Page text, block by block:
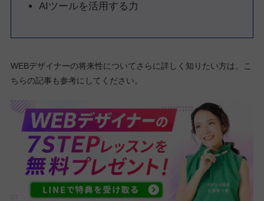
AIツールを活用する力
WEBデザイナーの将来性についてさらに詳しく知りたい方は、こ
ちらの記事も参考にしてください。